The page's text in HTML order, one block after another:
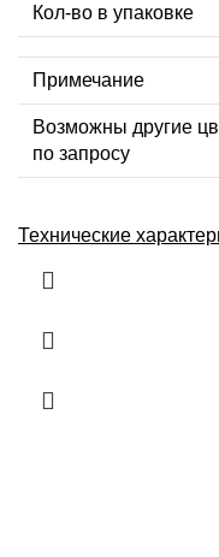
Кол-во в упаковке
Примечание
Возможны другие
по запросу
Технические